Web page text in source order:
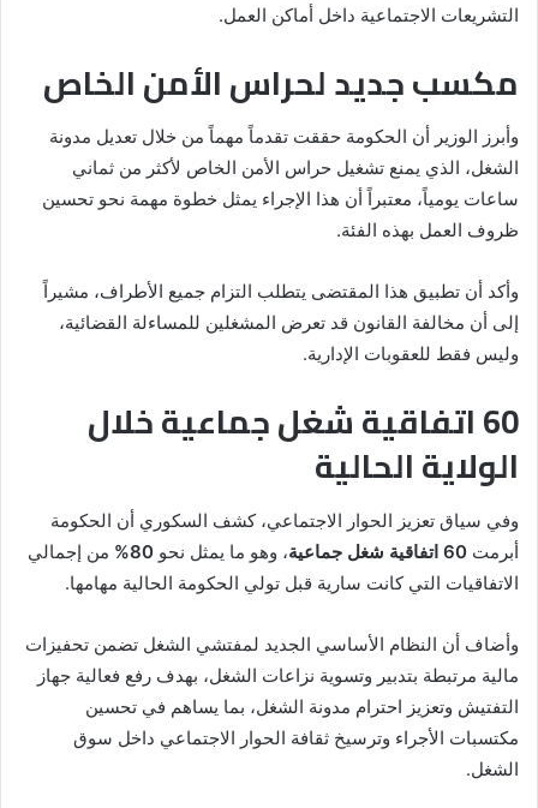
التشريعات الاجتماعية داخل أماكن العمل.
مكسب جديد لحراس الأمن الخاص
وأبرز الوزير أن الحكومة حققت تقدماً مهماً من خلال تعديل مدونة
الشغل، الذي يمنع تشغيل حراس الأمن الخاص لأكثر من ثماني
ساعات يومياً، معتبراً أن هذا الإجراء يمثل خطوة مهمة نحو تحسين
ظروف العمل بهذه الفئة.
وأكد أن تطبيق هذا المقتضى يتطلب التزام جميع الأطراف، مشيراً
إلى أن مخالفة القانون قد تعرض المشغلين للمساءلة القضائية،
وليس فقط للعقوبات الإدارية.
60 اتفاقية شغل جماعية خلال
الولاية الحالية
وفي سياق تعزيز الحوار الاجتماعي، كشف السكوري أن الحكومة
أبرمت 60 اتفاقية شغل جماعية ، وهو ما يمثل نحو 80%
من إجمالي
الاتفاقيات التي كانت سارية قبل تولي الحكومة الحالية مهامها.
وأضاف أن النظام الأساسي الجديد لمفتشي الشغل تضمن تحفيزات
مالية مرتبطة بتدبير وتسوية نزاعات الشغل، بهدف رفع فعالية جهاز
التفتيش وتعزيز احترام مدونة الشغل، بما يساهم في تحسين
مكتسبات الأجراء وترسيخ ثقافة الحوار الاجتماعي داخل سوق
الشغل.